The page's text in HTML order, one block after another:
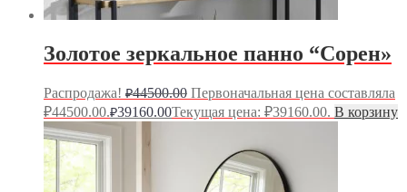
Золотое зеркальное панно “Сорен»
Распродажа! ₽44500.00 Первоначальная цена составляла
₽44500.00.₽39160.00Текущая цена: ₽39160.00. В корзину